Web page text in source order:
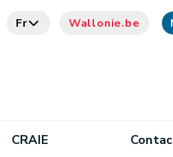
Fr Wallonie.be
CRAIE